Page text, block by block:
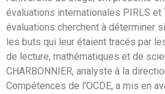
évaluations internationales PIRLS et
évaluations cherchent à déterminer
les buts qui leur étaient tracés par
de lecture, mathématiques et de
CHARBONNIER, analyste à la
Compétences de l’OCDE, a mis en